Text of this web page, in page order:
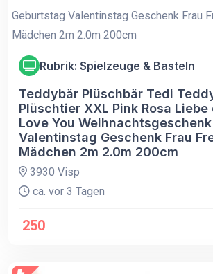
Rubrik: Spielzeuge & Basteln
Teddybär Plüschbär Tedi
Plüschtier XXL Pink Rosa
Love You
Valentinstag Geschenk Frau
Mädchen 2m 2.0m 200cm
3930 Visp
ca. vor 3 Tagen
250